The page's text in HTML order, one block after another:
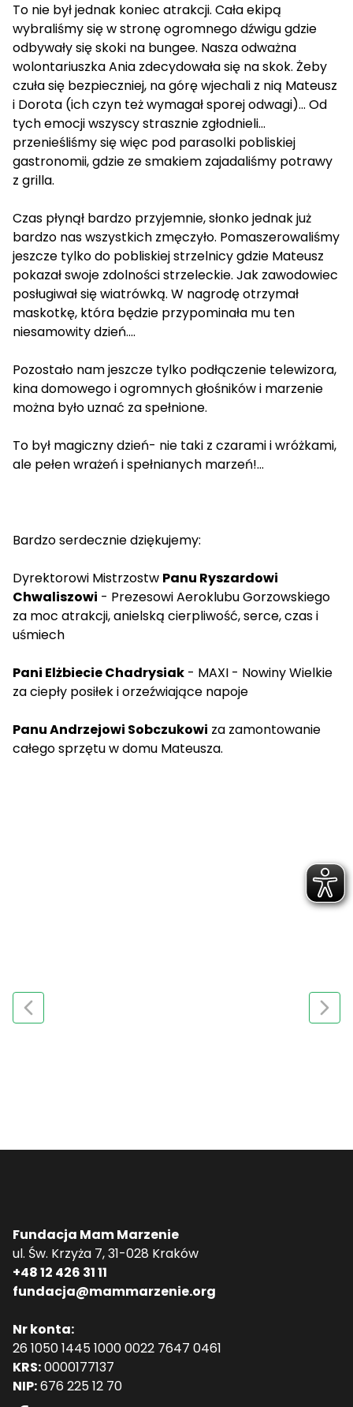
To nie był jednak koniec atrakcji. Cała ekipą
wybraliśmy się w stronę ogromnego dźwigu gdzie
odbywały się skoki na bungee. Nasza odważna
wolontariuszka Ania zdecydowała się na skok. Żeby
czuła się bezpieczniej, na górę wjechali z nią Mateusz
i Dorota (ich czyn też wymagał sporej odwagi)... Od
tych emocji wszyscy strasznie zgłodnieli...
przenieśliśmy się więc pod parasolki pobliskiej
gastronomii, gdzie ze smakiem zajadaliśmy potrawy
z grilla.
Czas płynął bardzo przyjemnie, słonko jednak już
bardzo nas wszystkich zmęczyło. Pomaszerowaliśmy
jeszcze tylko do pobliskiej strzelnicy gdzie Mateusz
pokazał swoje zdolności strzeleckie. Jak zawodowiec
posługiwał się wiatrówką. W nagrodę otrzymał
maskotkę, która będzie przypominała mu ten
niesamowity dzień....
Pozostało nam jeszcze tylko podłączenie telewizora,
kina domowego i ogromnych głośników i marzenie
można było uznać za spełnione.
To był magiczny dzień- nie taki z czarami i wróżkami,
ale pełen wrażeń i spełnianych marzeń!...
Bardzo serdecznie dziękujemy:
Dyrektorowi Mistrzostw Panu Ryszardowi
Chwaliszowi - Prezesowi Aeroklubu Gorzowskiego
za moc atrakcji, anielską cierpliwość, serce, czas i
uśmiech
Pani Elżbiecie Chadrysiak - MAXI - Nowiny Wielkie
za ciepły posiłek i orzeźwiające napoje
Panu Andrzejowi Sobczukowi za zamontowanie
całego sprzętu w domu Mateusza.
Fundacja Mam Marzenie
ul. Św. Krzyża 7, 31-028 Kraków
+48 12 426 31 11
fundacja@mammarzenie.org
Nr konta:
26 1050 1445 1000 0022 7647 0461
KRS:0000177137
NIP:676 225 12 70